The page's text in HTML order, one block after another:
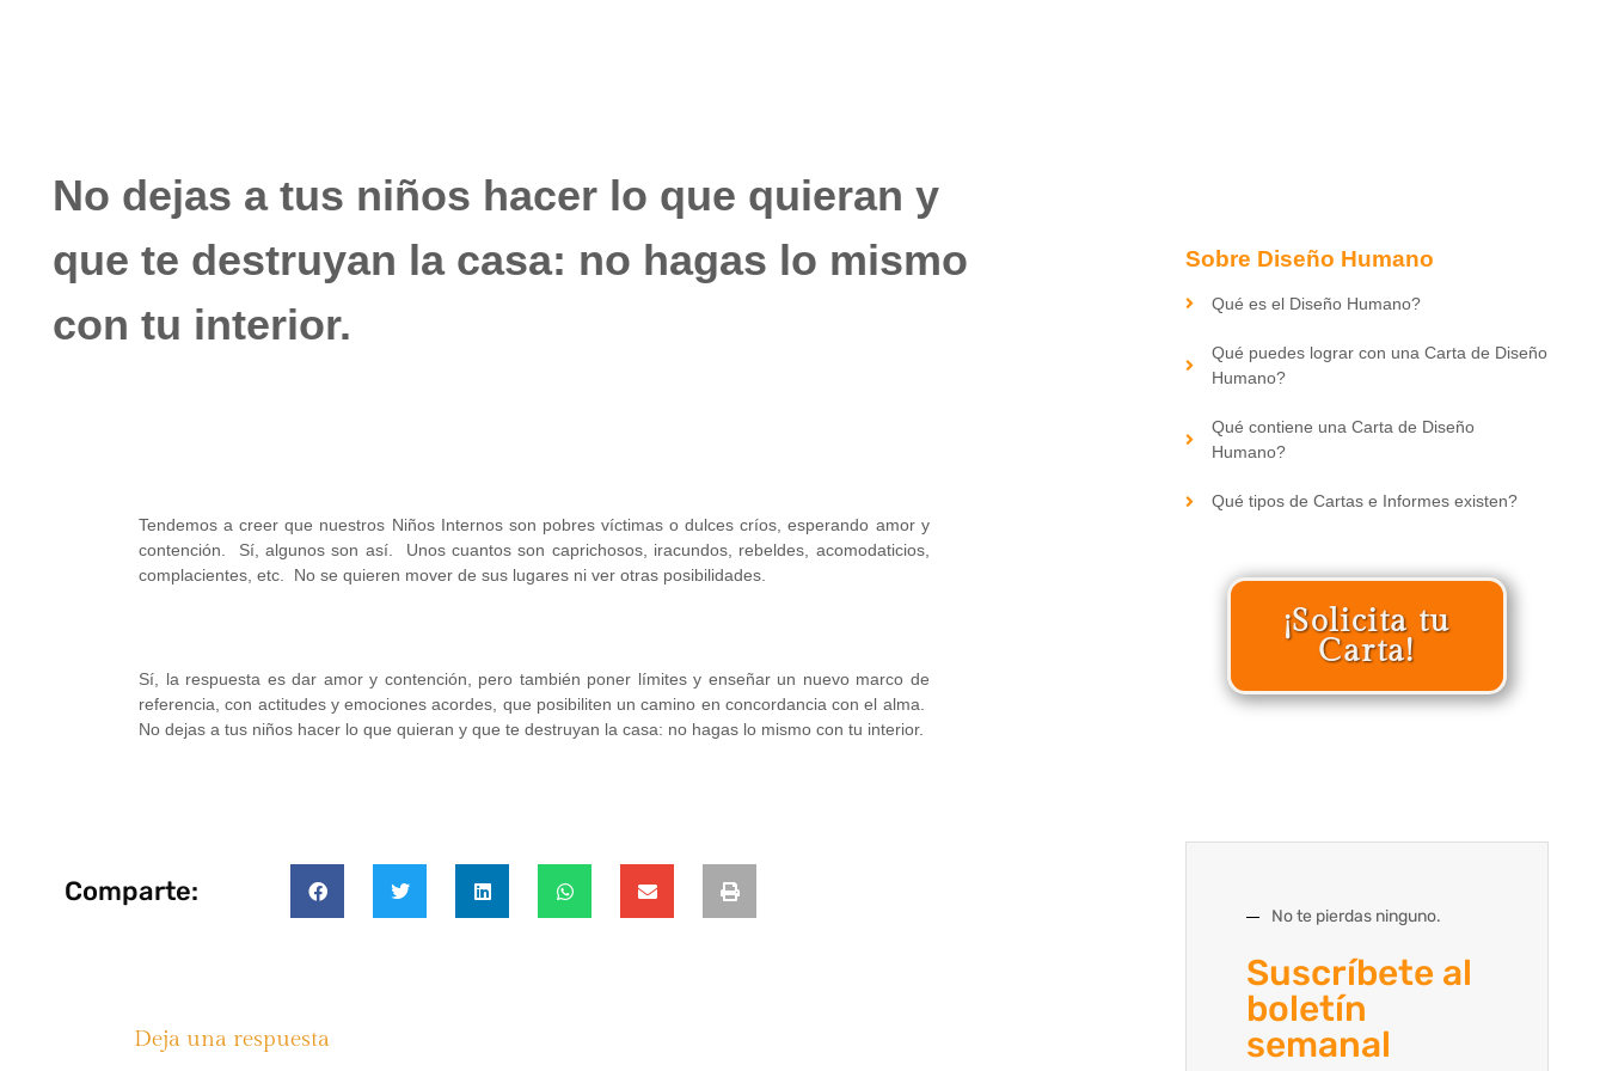
No dejas a tus niños hacer lo que quieran y
que te destruyan la casa: no hagas lo mismo
con tu interior.
Tendemos a creer que nuestros Niños Internos son pobres víctimas o dulces críos, esperando amor y
contención. Sí, algunos son así. Unos cuantos son caprichosos, iracundos, rebeldes, acomodaticios,
complacientes, etc. No se quieren mover de sus lugares ni ver otras posibilidades.
Sí, la respuesta es dar amor y contención, pero también poner límites y enseñar un nuevo marco de
referencia, con actitudes y emociones acordes, que posibiliten un camino en concordancia con el alma.
No dejas a tus niños hacer lo que quieran y que te destruyan la casa: no hagas lo mismo con tu interior.
Comparte:
Deja una respuesta
Sobre Diseño Humano
Qué es el Diseño Humano?
Qué puedes lograr con una Carta de Diseño
Humano?
Qué contiene una Carta de Diseño
Humano?
Qué tipos de Cartas e Informes existen?
¡Solicita tu
Carta!
No te pierdas ninguno.
Suscríbete al
boletín
semanal